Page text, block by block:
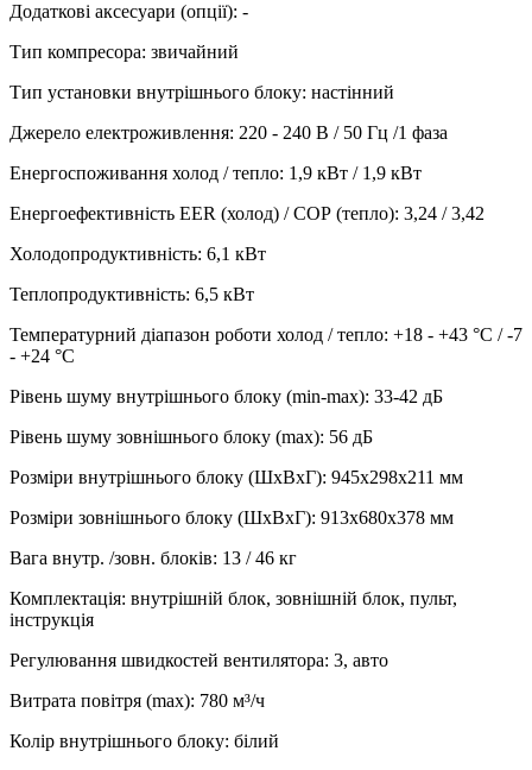
Додаткові аксесуари (опції): -
Тип компресора: звичайний
Тип установки внутрішнього блоку: настінний
Джерело електроживлення: 220 - 240 В / 50 Гц /1 фаза
Енергоспоживання холод / тепло: 1,9 кВт / 1,9 кВт
Енергоефективність EER (холод) / СОР (тепло): 3,24 / 3,42
Холодопродуктивність: 6,1 кВт
Теплопродуктивність: 6,5 кВт
Температурний діапазон роботи холод / тепло: +18 - +43 °С / -7
- +24 °С
Рівень шуму внутрішнього блоку (min-max): 33-42 дБ
Рівень шуму зовнішнього блоку (max): 56 дБ
Розміри внутрішнього блоку (ШхВхГ): 945х298х211 мм
Розміри зовнішнього блоку (ШхВхГ): 913х680х378 мм
Вага внутр. /зовн. блоків: 13 / 46 кг
Комплектація: внутрішній блок, зовнішній блок, пульт,
інструкція
Регулювання швидкостей вентилятора: 3, авто
Витрата повітря (max): 780 м³/ч
Колір внутрішнього блоку: білий